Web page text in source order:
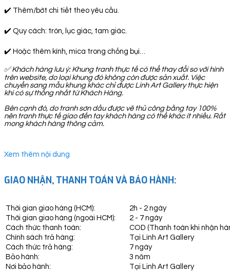
✔️ Thêm/bớt chi tiết theo yêu cầu.
✔️ Quy cách: tròn, lục giác, tam giác.
✔️ Hoặc thêm kính, mica trong chống bụi…
✅Khách hàng lưu ý: Khung tranh thực tế có thể thay đổi so với hình
trên website, do loại khung đó không còn được sản xuất. Việc
chuyển sang mẫu khung khác chỉ được Linh Art Gallery thực hiện
khi có sự thống nhất từ Khách Hàng.
Bên cạnh đó, do tranh sơn dầu được vẽ thủ công bằng tay 100%
nên tranh thực tế giao đến tay khách hàng có thể khác ít nhiều. Rất
mong khách hàng thông cảm.
Xem thêm nội dung
GIAO NHẬN, THANH TOÁN VÀ BẢO HÀNH:
Thời gian giao hàng (HCM):
2h - 2 ngày
Thời gian giao hàng (ngoài HCM):
2 - 7 ngày
Cách thức thanh toán:
COD (Thanh toán khi nhận
Chính sách trả hàng:
Tại Linh Art Gallery
Cách thức trả hàng:
7 ngày
Bảo hành:
3 năm
Nơi bảo hành:
Tại Linh Art Gallery